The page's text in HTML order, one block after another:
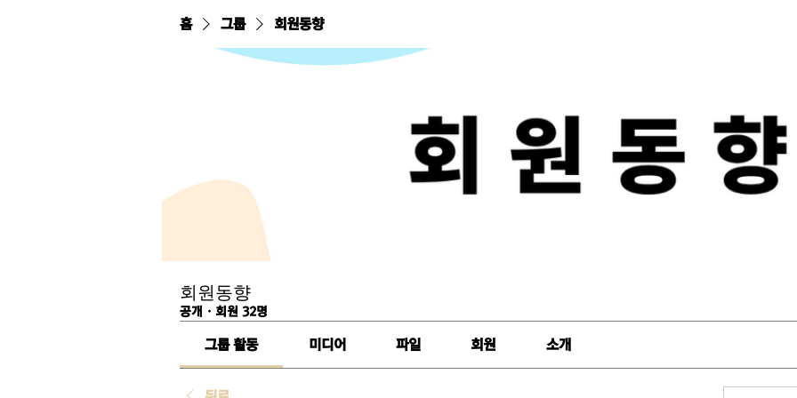
홈 그룹 회원동향
회원동향
공개 · 회원 32명
그룹 활동 미디어 파일 회원 소개